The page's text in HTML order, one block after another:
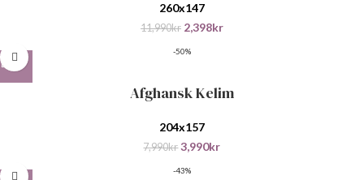
260x147
11,990kr 2,398kr
-50%
Afghansk Kelim
204x157
7,990kr 3,990kr
-43%